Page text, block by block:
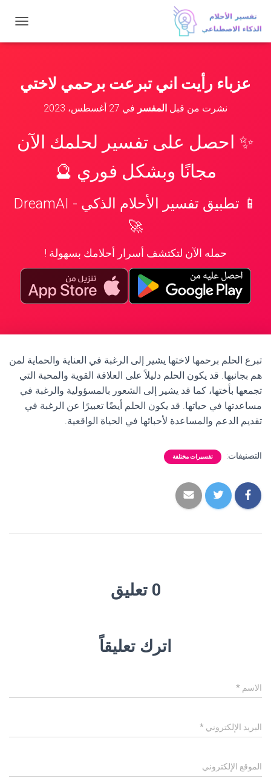
ب
ا
ل
عزباء رأيت اني تبرعت برحمي لاختي
نشرت من قبل المفسر في 27 أغسطس، 2023
✨ احصل على تفسير لحلمك الآن
مجانًا وبشكل فوري 🔮
📱 تطبيق تفسير الأحلام الذكي - DreamAI
🚀
حمله الآن لتكتشف أسرار أحلامك بسهولة !
تبرع الحلم برحمها لاختها يشير إلى الرغبة في العناية والحماية لمن
هم بجانبها. قد يكون الحلم دليلاً على العلاقة القوية والمحبة التي
تجمعها بأختها، كما قد يشير إلى الشعور بالمسؤولية والرغبة في
مساعدتها في حياتها. قد يكون الحلم أيضًا تعبيرًا عن الرغبة في
تقديم الدعم والمساعدة لأحبائها في الحياة الواقعية.
التصنيفات: تفسيرات مختلفة
0 تعليق
اترك تعليقاً
الاسم *
البريد الإلكتروني *
الموقع الإلكتروني